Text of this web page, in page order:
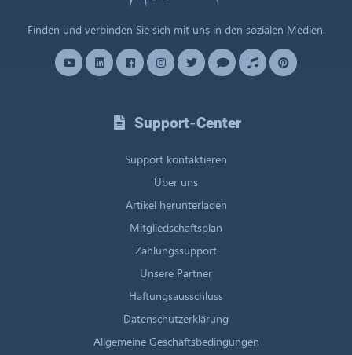
Finden und verbinden Sie sich mit uns in den sozialen Medien.
Support-Center
Support kontaktieren
Über uns
Artikel herunterladen
Mitgliedschaftsplan
Zahlungssupport
Unsere Partner
Haftungsausschluss
Datenschutzerklärung
Allgemeine Geschäftsbedingungen